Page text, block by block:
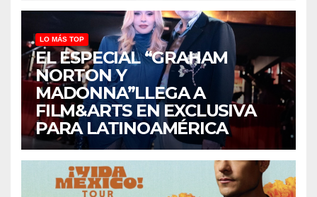
LO MÁS TOP
EL ESPECIAL “GRAHAM
NORTON Y
MADONNA”LLEGA A
FILM&ARTS EN EXCLUSIVA
PARA LATINOAMÉRICA